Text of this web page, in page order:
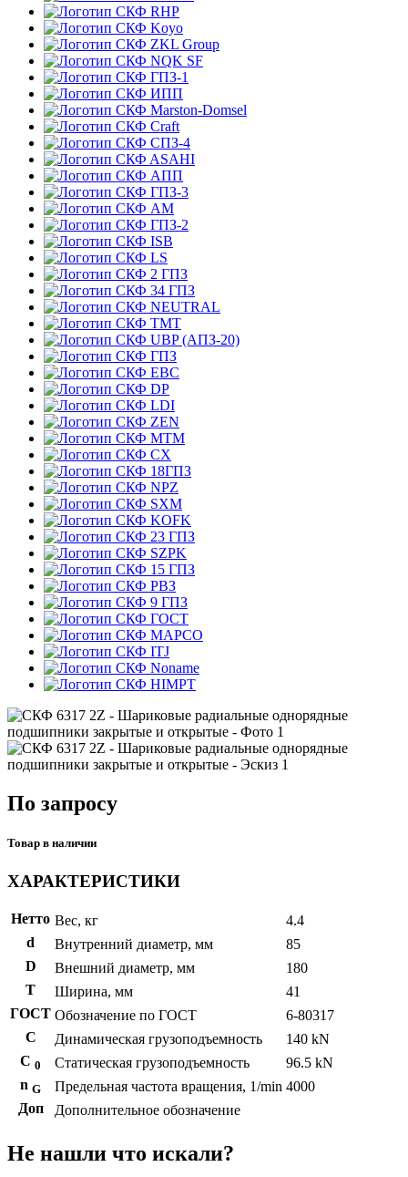
RHP
Koyo
ZKL Group
NQK SF
ГПЗ-1
ИПП
Marston-Domsel
Craft
СПЗ-4
ASAHI
АПП
ГПЗ-3
АМ
ГПЗ-2
ISB
LS
2 ГПЗ
34 ГПЗ
NEUTRAL
TMT
UBP (АПЗ-20)
ГПЗ
EBC
DP
LDI
ZEN
MTM
CX
18ГПЗ
NPZ
SXM
KOFK
23 ГПЗ
SZPK
15 ГПЗ
РВЗ
9 ГПЗ
ГОСТ
MAPCO
ITJ
Noname
HIMPT
По запросу
Товар в наличии
ХАРАКТЕРИСТИКИ
Нетто Вес, кг
4.4
d
Внутренний диаметр, мм
85
D
Внешний диаметр, мм
180
T
Ширина, мм
41
ГОСТ Обозначение по ГОСТ
6-80317
C
Динамическая грузоподъемность
140 kN
С 0 Статическая грузоподъемность
96.5 kN
n G Предельная частота вращения, 1/min 4000
Доп
Дополнительное обозначение
Не нашли что искали?